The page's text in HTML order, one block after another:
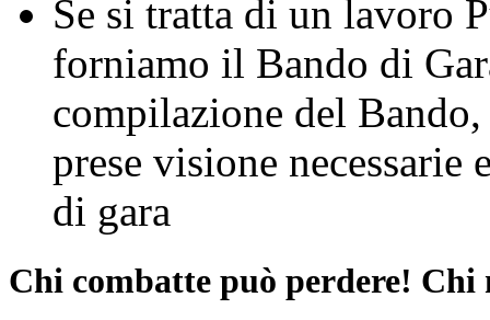
Se si tratta di un lavoro
forniamo il Bando di
compilazione del
prese visione
di gara
Chi combatte può perdere! Chi